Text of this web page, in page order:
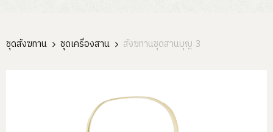
ชุดสังฆทาน ชุดเครื่องสาน สังฆทานชุดสานบุญ 3